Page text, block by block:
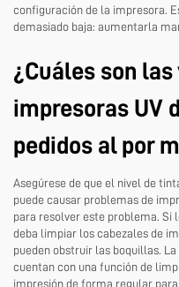
configuración de la impresora.
demasiado baja: aumentarla
¿Cuáles son
impresoras UV
pedidos al por
Asegúrese de que el nivel de
puede causar problemas de
para resolver este problema. Si
deba limpiar los cabezales de
pueden obstruir las boquillas.
cuentan con una función de
impresión de forma regular